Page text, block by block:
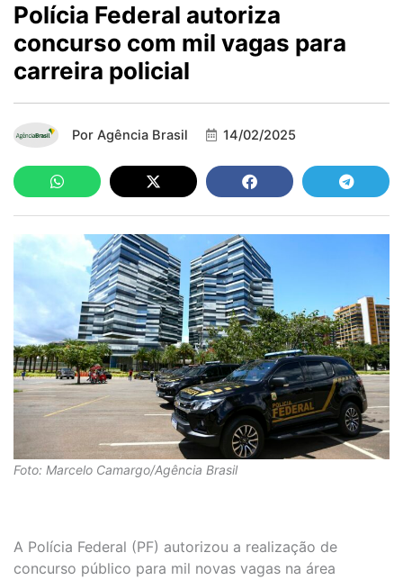
Polícia Federal autoriza
concurso com mil vagas para
carreira policial
Por Agência Brasil 14/02/2025
Foto: Marcelo Camargo/Agência Brasil
A Polícia Federal (PF) autorizou a realização de
concurso público para mil novas vagas na área